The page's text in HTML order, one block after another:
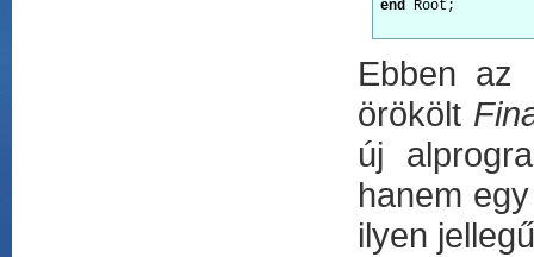
end Root;
Ebben az
örökölt
új
hanem
ilyen